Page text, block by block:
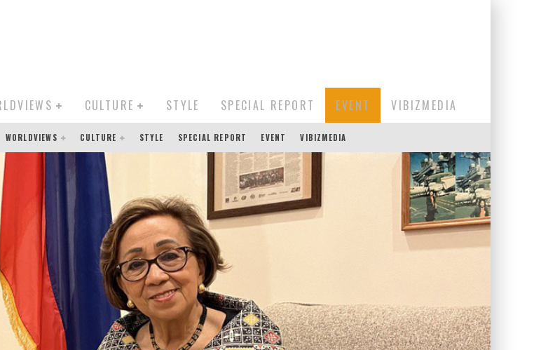
CULTURE STYLE SPECIAL REPORT EVENT VIBIZMEDIA
WORLDVIEWS CULTURE STYLE SPECIAL REPORT EVENT VIBIZMEDIA